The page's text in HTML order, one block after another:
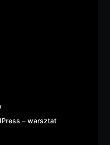
– warsztat